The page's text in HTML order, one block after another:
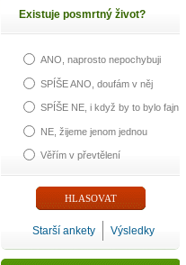
Existuje posmrtný život?
ANO, naprosto nepochybuji
SPÍŠE ANO, doufám v něj
SPÍŠE NE, i když by to bylo fajn
NE, žijeme jenom jednou
Věřím v převtělení
Starší ankety Výsledky